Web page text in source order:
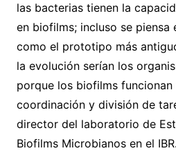
las bacterias tienen la
en biofilms; incluso se piensa
como el prototipo más
la evolución serían los
porque los biofilms
coordinación y división de
director del laboratorio de
Biofilms Microbianos en el IBR.